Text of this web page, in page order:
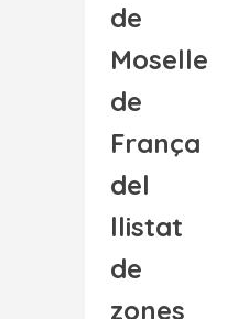
de
Moselle
de
França
del
llistat
de
zones